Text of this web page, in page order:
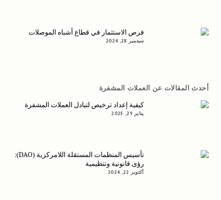
فرص الاستثمار في قطاع أشباه الموصلات
سبتمبر 28, 2024
أحدث المقالات عن العملات المشفرة
كيفية إعداد ترخيص لتبادل العملات المشفرة
يناير 29, 2025
تأسيس المنظمات المستقلة اللامركزية (DAO):
رؤى قانونية وتنظيمية
أكتوبر 22, 2024